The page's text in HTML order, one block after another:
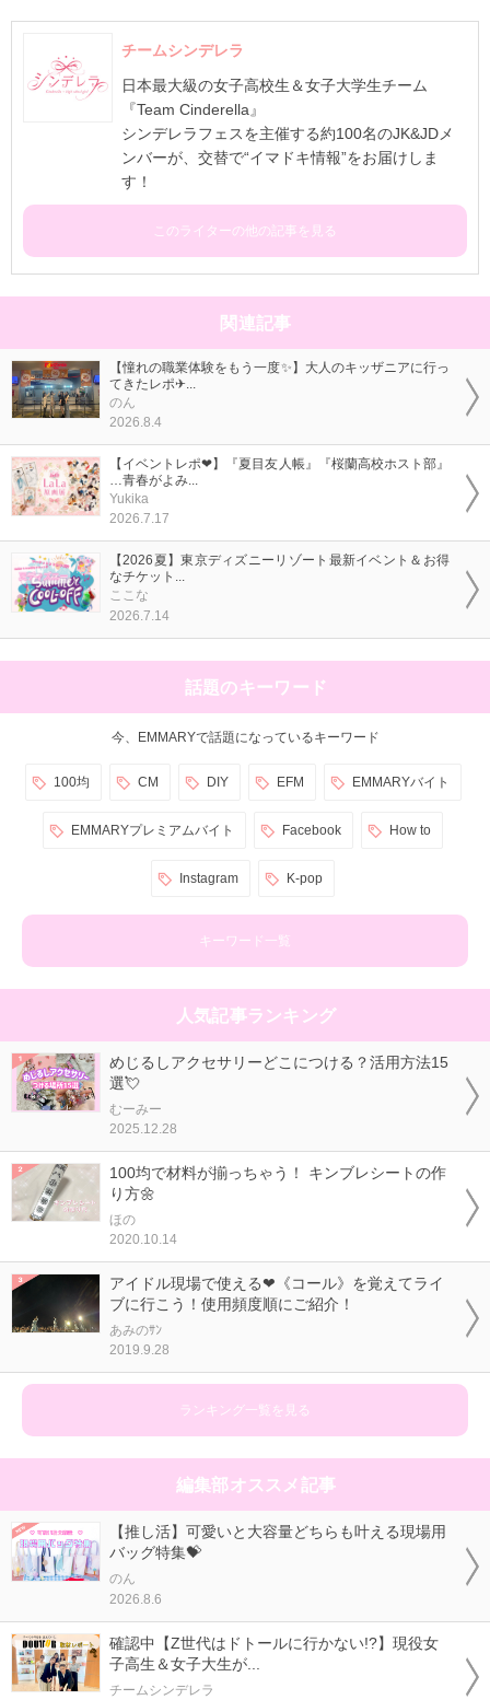
チームシンデレラ
日本最大級の女子高校生＆女子大学生チーム
『Team Cinderella』
シンデレラフェスを主催する約100名のJK&JDメ
ンバーが、交替で“イマドキ情報”をお届けしま
す！
このライターの他の記事を見る
関連記事
【憧れの職業体験をもう一度✨】大人のキッザニアに行っ
てきたレポ✈...
のん
2026.8.4
【イベントレポ❤】『夏目友人帳』『桜蘭高校ホスト部』
…青春がよみ...
Yukika
2026.7.17
【2026夏】東京ディズニーリゾート最新イベント＆お得
なチケット...
ここな
2026.7.14
話題のキーワード
今、EMMARYで話題になっているキーワード
100均 CM DIY EFM EMMARYバイト
EMMARYプレミアムバイト Facebook How to
Instagram K-pop
キーワード一覧
人気記事ランキング
めじるしアクセサリーどこにつける？活用方法15
選💘
むーみー
2025.12.28
100均で材料が揃っちゃう！ キンブレシートの作
り方🌼
ほの
2020.10.14
アイドル現場で使える❤《コール》を覚えてライ
ブに行こう！使用頻度順にご紹介！
あみのｻﾝ
2019.9.28
ランキング一覧を見る
編集部オススメ記事
【推し活】可愛いと大容量どちらも叶える現場用
バッグ特集💝
のん
2026.8.6
確認中【Z世代はドトールに行かない!?】現役女
子高生＆女子大生が...
チームシンデレラ